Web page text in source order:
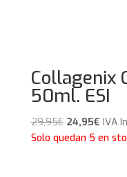
Collagenix
50ml. ESI
29,95€ El
precio
24,95€El
precio
IVA
Solo quedan 5 en